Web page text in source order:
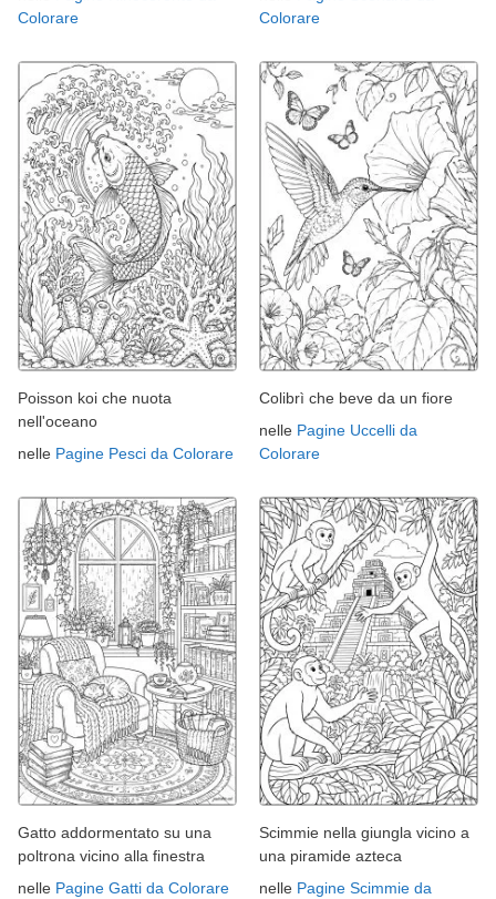
Colorare
Colorare
Poisson koi che nuota
nell'oceano
nelle Pagine Pesci da Colorare
Colibrì che beve da un fiore
nelle Pagine Uccelli da
Colorare
Gatto addormentato su una
poltrona vicino alla finestra
nelle Pagine Gatti da Colorare
Scimmie nella giungla vicino a
una piramide azteca
nelle Pagine Scimmie da